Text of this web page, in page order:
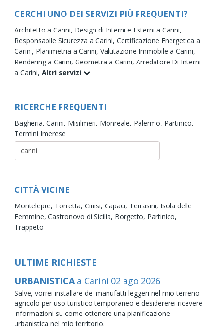
CERCHI UNO DEI SERVIZI PIÙ FREQUENTI?
Architetto a Carini, Design di Interni e Esterni a Carini,
Responsabile Sicurezza a Carini, Certificazione Energetica a
Carini, Planimetria a Carini, Valutazione Immobile a Carini,
Rendering a Carini, Geometra a Carini, Arredatore Di Interni
a Carini, Altri servizi
RICERCHE FREQUENTI
Bagheria, Carini, Misilmeri, Monreale, Palermo, Partinico,
Termini Imerese
CITTÀ VICINE
Montelepre, Torretta, Cinisi, Capaci, Terrasini, Isola delle
Femmine, Castronovo di Sicilia, Borgetto, Partinico,
Trappeto
ULTIME RICHIESTE
URBANISTICA a Carini 02 ago 2026
Salve, vorrei installare dei manufatti leggeri nel mio terreno
agricolo per uso turistico temporaneo e desidererei ricevere
informazioni su come ottenere una pianificazione
urbanistica nel mio territorio.